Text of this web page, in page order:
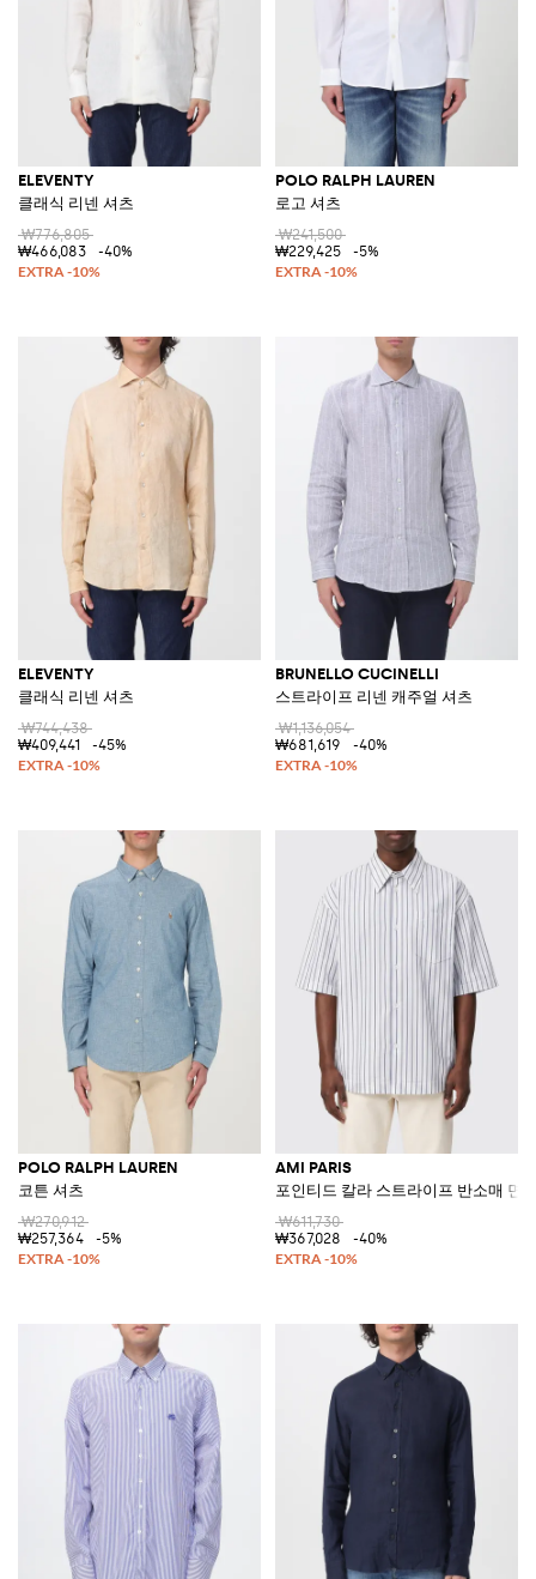
ELEVENTY
클래식 리넨 셔츠
₩776,805
₩466,083
-40%
POLO RALPH LAUREN
로고 셔츠
₩241,500
₩229,425
-5%
ELEVENTY
클래식 리넨 셔츠
₩744,438
₩409,441
-45%
BRUNELLO CUCINELLI
스트라이프 리넨 캐주얼 셔츠
₩1,136,054
₩681,619
-40%
POLO RALPH LAUREN
코튼 셔츠
₩270,912
₩257,364
-5%
AMI PARIS
포인티드 칼라 스트라이프 반소매 면
₩611,730
₩367,028
-40%